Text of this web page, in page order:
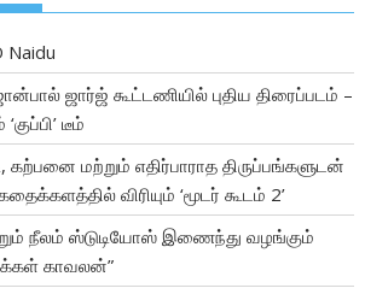
Naidu
ஜார்ஜ் கூட்டணியில் புதிய திரைப்படம் –
டீம்
கற்பனை மற்றும் எதிர்பாராத திருப்பங்களுடன்
விரியும் ‘மூடர் கூடம் 2’
நீலம் ஸ்டுடியோஸ் இணைந்து வழங்கும்
காவலன்”